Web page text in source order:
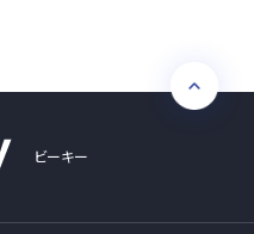
ビーキー